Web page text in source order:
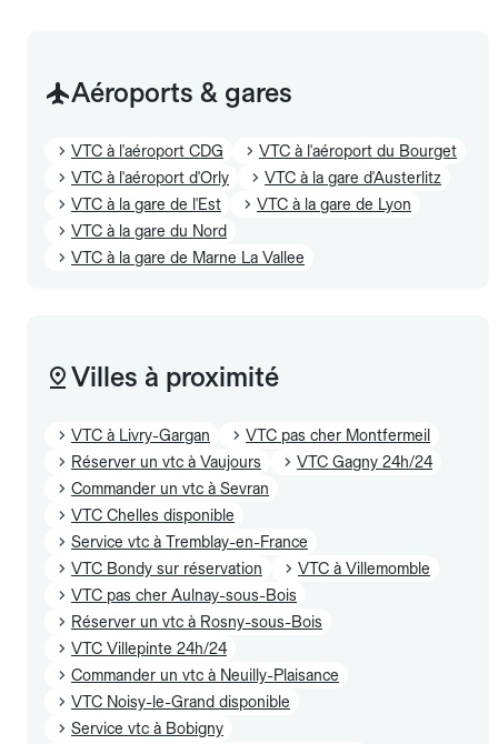
Aéroports & gares
VTC à l'aéroport CDG
VTC à l'aéroport du Bourget
VTC à l'aéroport d'Orly
VTC à la gare d'Austerlitz
VTC à la gare de l'Est
VTC à la gare de Lyon
VTC à la gare du Nord
VTC à la gare de Marne La Vallee
Villes à proximité
VTC à Livry-Gargan
VTC pas cher Montfermeil
Réserver un vtc à Vaujours
VTC Gagny 24h/24
Commander un vtc à Sevran
VTC Chelles disponible
Service vtc à Tremblay-en-France
VTC Bondy sur réservation
VTC à Villemomble
VTC pas cher Aulnay-sous-Bois
Réserver un vtc à Rosny-sous-Bois
VTC Villepinte 24h/24
Commander un vtc à Neuilly-Plaisance
VTC Noisy-le-Grand disponible
Service vtc à Bobigny